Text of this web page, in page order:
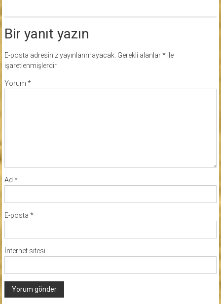
Bir yanıt yazın
E-posta adresiniz yayınlanmayacak. Gerekli alanlar*ile
işaretlenmişlerdir
Yorum *
Ad *
E-posta *
İnternet sitesi